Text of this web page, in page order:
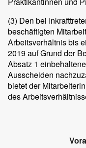
(3) Den bei
beschäftigten
Arbeitsverhältnis bis
2019 auf Grund der
Absatz 1
Ausscheiden
bietet der
des